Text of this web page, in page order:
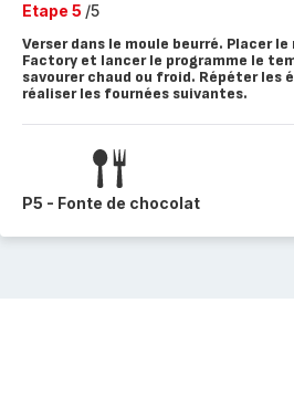
Etape 5 /5
Verser dans le moule beurré. Placer le
Factory et lancer le programme le
savourer chaud ou froid. Répéter les
réaliser les fournées suivantes.
P5 - Fonte de chocolat